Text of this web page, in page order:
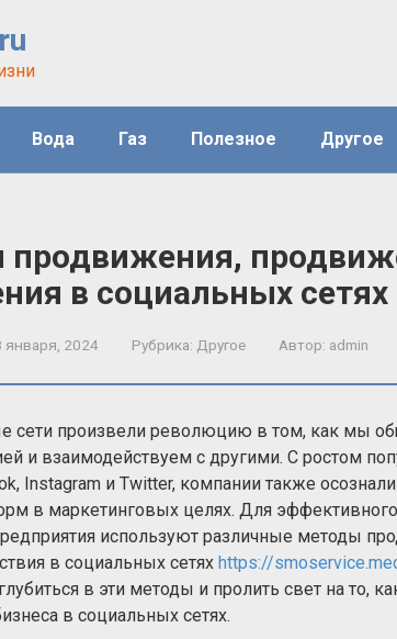
Вода Газ Полезное Другое
в социальных сетях
января, 2024 Рубрика: Другое Автор: admin
сети произвели революцию в том, как мы
и взаимодействуем с другими. С ростом
Instagram и Twitter, компании также
в маркетинговых целях. Для
используют различные методы
в социальных сетях https://
в эти методы и пролить свет на то,
в социальных сетях.